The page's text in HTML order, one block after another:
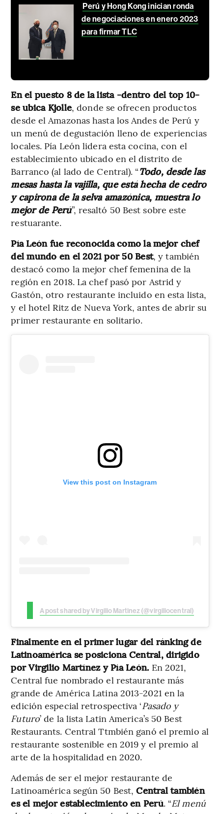
Perú y Hong Kong inician ronda
de negociaciones en enero 2023
para firmar TLC
En el puesto 8 de la lista -dentro del top 10-
se ubica Kjolle, donde se ofrecen productos
desde el Amazonas hasta los Andes de Perú y
un menú de degustación lleno de experiencias
locales. Pía León lidera esta cocina, con el
establecimiento ubicado en el distrito de
Barranco (al lado de Central). “Todo, desde las
mesas hasta la vajilla, que está hecha de cedro
y capirona de la selva amazónica, muestra lo
mejor de Perú”, resaltó 50 Best sobre este
restuarante.
Pía León fue reconocida como la mejor chef
del mundo en el 2021 por 50 Best, y también
destacó como la mejor chef femenina de la
región en 2018. La chef pasó por Astrid y
Gastón, otro restaurante incluido en esta lista,
y el hotel Ritz de Nueva York, antes de abrir su
primer restaurante en solitario.
View this post on Instagram
A post shared by Virgilio Martinez (@virgiliocentral)
Finalmente en el primer lugar del ránking de
Latinoamérica se posiciona Central, dirigido
por Virgilio Martínez y Pía León. En 2021,
Central fue nombrado el restaurante más
grande de América Latina 2013-2021 en la
edición especial retrospectiva ‘Pasado y
Futuro’ de la lista Latin America’s 50 Best
Restaurants. Central Ttmbién ganó el premio al
restaurante sostenible en 2019 y el premio al
arte de la hospitalidad en 2020.
Además de ser el mejor restaurante de
Latinoamérica según 50 Best,Central también
es el mejor establecimiento en Perú. “El menú